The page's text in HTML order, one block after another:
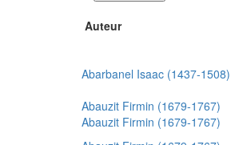
Auteur
Abarbanel Isaac (1437-1508)
Abauzit Firmin (1679-1767)
Abauzit Firmin (1679-1767)